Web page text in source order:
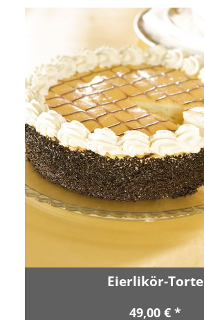
Eierlikör-Torte
49,00 € *